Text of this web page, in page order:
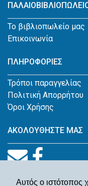
Αυτός ο ιστότοπος
Το βιβλιοπωλείο μας
Επικοινωνία
ΠΛΗΡΟΦΟΡΙΕΣ
Τρόποι παραγγελίας
Πολιτική Απορρήτου
Όροι Χρήσης
ΑΚΟΛΟΥΘΗΣΤΕ ΜΑΣ